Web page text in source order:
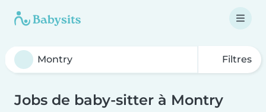
Filtres
Jobs de baby-sitter à Montry